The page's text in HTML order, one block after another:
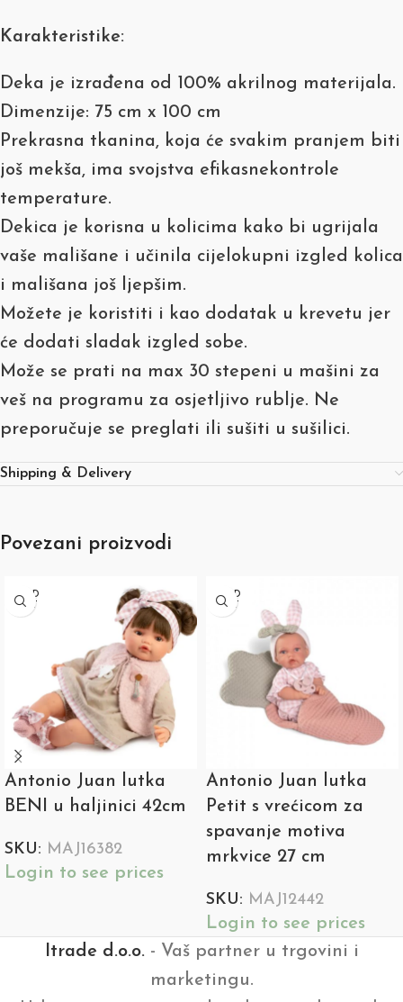
Karakteristike:
Deka je izrađena od 100% akrilnog materijala.
Dimenzije: 75 cm x 100 cm
Prekrasna tkanina, koja će svakim pranjem biti
još mekša, ima svojstva efikasnekontrole
temperature.
Dekica je korisna u kolicima kako bi ugrijala
vaše mališane i učinila cijelokupni izgled kolica
i mališana još ljepšim.
Možete je koristiti i kao dodatak u krevetu jer
će dodati sladak izgled sobe.
Može se prati na max 30 stepeni u mašini za
veš na programu za osjetljivo rublje. Ne
preporučuje se preglati ili sušiti u sušilici.
Shipping & Delivery
Povezani proizvodi
SOLD
OUT
Antonio Juan lutka
BENI u haljinici 42cm
SKU: MAJ16382
Login to see prices
SOLD
OUT
Antonio Juan lutka
Petit s vrećicom za
spavanje motiva
mrkvice 27 cm
SKU: MAJ12442
Login to see prices
Itrade d.o.o.- Vaš partner u trgovini i
marketingu.